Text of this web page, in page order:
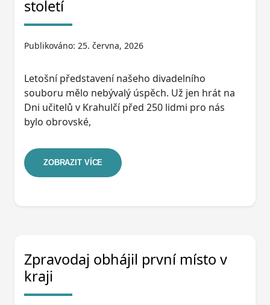
století
Publikováno: 25. června, 2026
Letošní představení našeho divadelního
souboru mělo nebývalý úspěch. Už jen hrát na
Dni učitelů v Krahulčí před 250 lidmi pro nás
bylo obrovské,
ZOBRAZIT VÍCE
Zpravodaj obhájil první místo v
kraji